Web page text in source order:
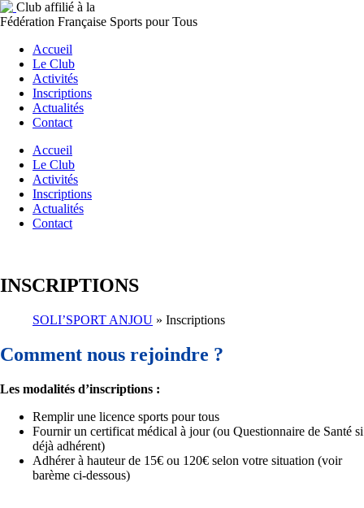
Club affilié à la
Fédération Française Sports pour Tous
Accueil
Le Club
Activités
Inscriptions
Actualités
Contact
Accueil
Le Club
Activités
Inscriptions
Actualités
Contact
INSCRIPTIONS
SOLI’SPORT ANJOU » Inscriptions
Comment nous rejoindre ?
Les modalités d’inscriptions :
Remplir une licence sports pour tous
Fournir un certificat médical à jour (ou Questionnaire de Santé si
déjà adhérent)
Adhérer à hauteur de 15€ ou 120€ selon votre situation (voir
barème ci-dessous)